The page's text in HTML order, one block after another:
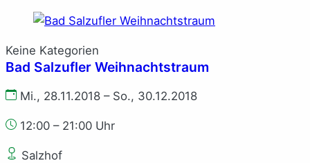
Keine Kategorien
Bad Salzufler Weihnachtstraum
Mi., 28.11.2018 – So., 30.12.2018
12:00 – 21:00 Uhr
Salzhof